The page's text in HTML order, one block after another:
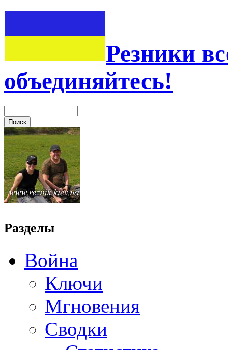
Резники
объединяйтесь!
Разделы
Война
Ключи
Мгновения
Сводки